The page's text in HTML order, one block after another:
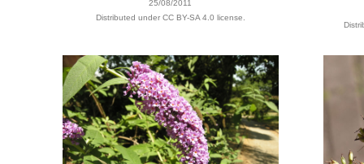
25/08/2011
Distributed under CC BY-SA 4.0 license.